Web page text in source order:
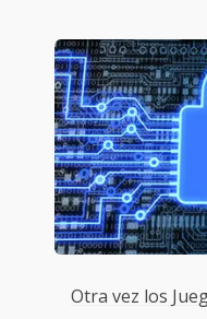
Otra vez los